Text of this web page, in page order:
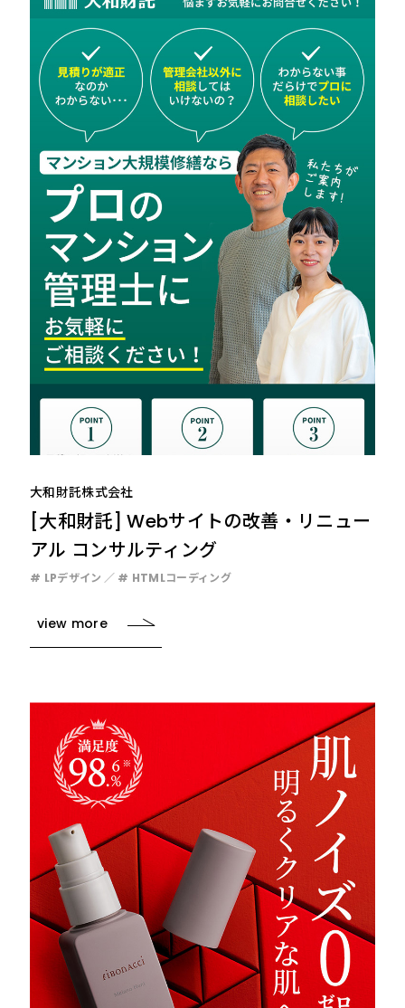
大和財託株式会社
[大和財託] Webサイトの改善・リニュー
アル コンサルティング
# LPデザイン # HTMLコーディング
view more